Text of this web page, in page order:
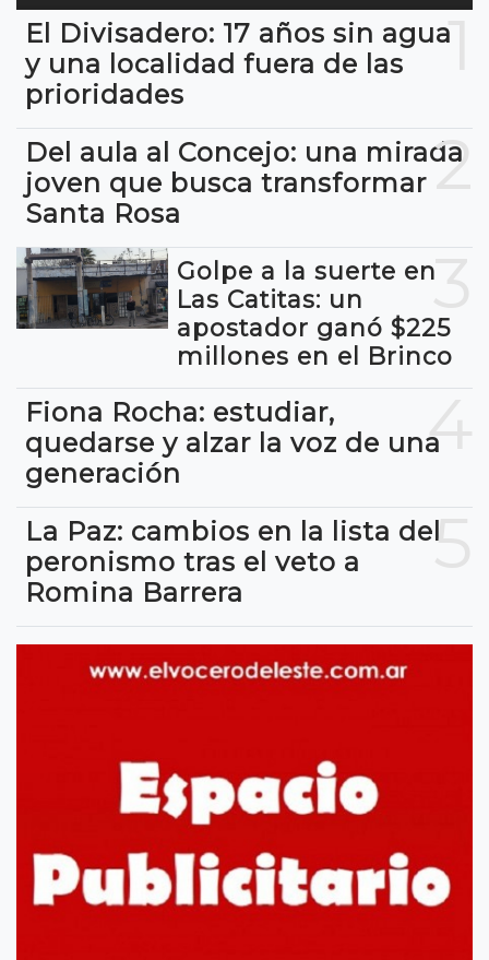
1
El Divisadero: 17 años sin agua
y una localidad fuera de las
prioridades
2
Del aula al Concejo: una mirada
joven que busca transformar
Santa Rosa
3
Golpe a la suerte en
Las Catitas: un
apostador ganó $225
millones en el Brinco
4
Fiona Rocha: estudiar,
quedarse y alzar la voz de una
generación
5
La Paz: cambios en la lista del
peronismo tras el veto a
Romina Barrera